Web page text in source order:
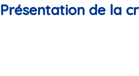
Présentation de la